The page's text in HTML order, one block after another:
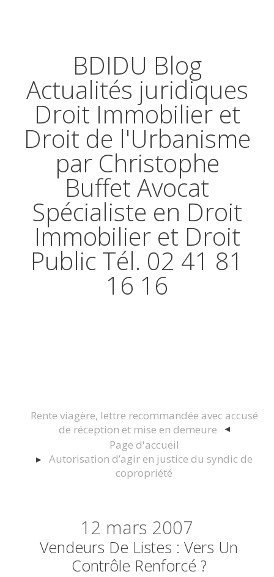
BDIDU Blog
Actualités juridiques
Droit Immobilier et
Droit de l'Urbanisme
par Christophe
Buffet Avocat
Spécialiste en Droit
Immobilier et Droit
Public Tél. 02 41 81
16 16
Rente viagère, lettre recommandée avec accusé
de réception et mise en demeure
Page d'accueil
Autorisation d’agir en justice du syndic de
copropriété
12 mars 2007
Vendeurs De Listes : Vers Un
Contrôle Renforcé ?